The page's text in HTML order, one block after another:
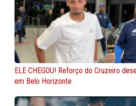
ELE CHEGOU! Reforço do Cruzeiro
em Belo Horizonte